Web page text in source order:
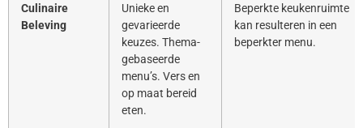
Culinaire
Beleving
Unieke en
gevarieerde
keuzes. Thema-
gebaseerde
menu’s. Vers en
op maat bereid
eten.
Beperkte keukenruimte
kan resulteren in een
beperkter menu.